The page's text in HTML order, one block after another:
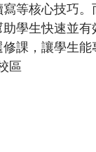
等核心技巧
學生快速並
課，讓學生
區